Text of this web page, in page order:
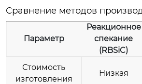
Сравнение методов
Параметр
Реакционное
спекание
(RBSiC)
Стоимость
изготовления
Низкая